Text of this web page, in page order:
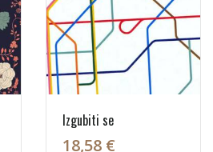
Izgubiti se
18,58 €